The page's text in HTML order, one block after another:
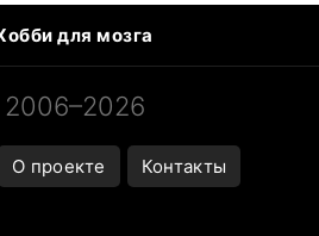
для мозга
в океанариуме
2006–2026
О проекте Контакты